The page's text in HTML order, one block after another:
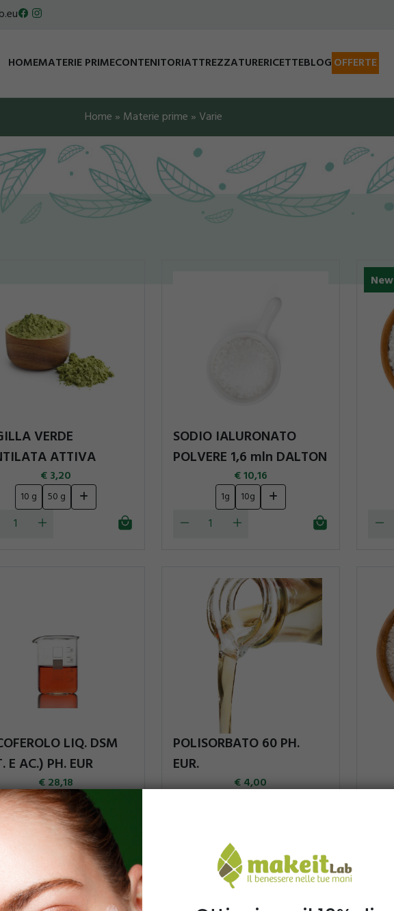
HOMEMATERIE PRIMECONTENITORIATTREZZATURERICETTEBLOGOFFERTE
Home » Materie prime » Varie
VERDE
ATTIVA
3,20
10 g 50 g
SODIO IALURONATO
POLVERE 1,6 mln DALTON
10,16
1g 10g
New
LIQ. DSM
E AC.) PH. EUR
28,18
10g 50g
POLISORBATO 60 PH.
EUR.
4,00